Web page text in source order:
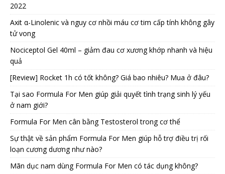
2022
Axit α-Linolenic và nguy cơ nhồi máu cơ tim cấp tính không gây
tử vong
Nociceptol Gel 40ml – giảm đau cơ xương khớp nhanh và hiệu
quả
[Review] Rocket 1h có tốt không? Giá bao nhiêu? Mua ở đâu?
Tại sao Formula For Men giúp giải quyết tình trạng sinh lý yếu
ở nam giới?
Formula For Men cân bằng Testosterol trong cơ thể
Sự thật về sản phẩm Formula For Men giúp hỗ trợ điều trị rối
loạn cương dương như nào?
Mãn dục nam dùng Formula For Men có tác dụng không?